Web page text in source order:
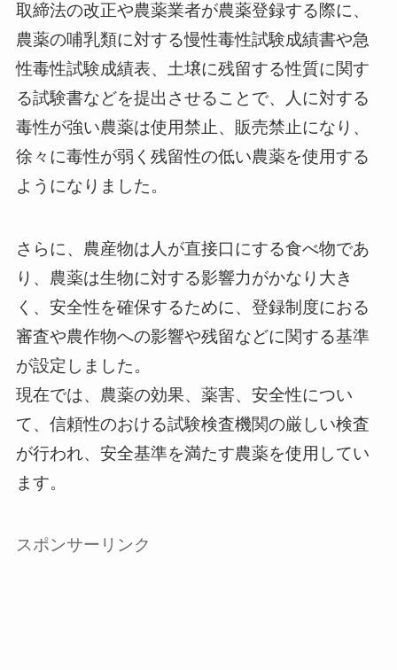
取締法の改正や農薬業者が農薬登録する際に、
農薬の哺乳類に対する慢性毒性試験成績書や急
性毒性試験成績表、土壌に残留する性質に関す
る試験書などを提出させることで、人に対する
毒性が強い農薬は使用禁止、販売禁止になり、
徐々に毒性が弱く残留性の低い農薬を使用する
ようになりました。
さらに、農産物は人が直接口にする食べ物であ
り、農薬は生物に対する影響力がかなり大き
く、安全性を確保するために、登録制度におる
審査や農作物への影響や残留などに関する基準
が設定しました。
現在では、農薬の効果、薬害、安全性につい
て、信頼性のおける試験検査機関の厳しい検査
が行われ、安全基準を満たす農薬を使用してい
ます。
スポンサーリンク